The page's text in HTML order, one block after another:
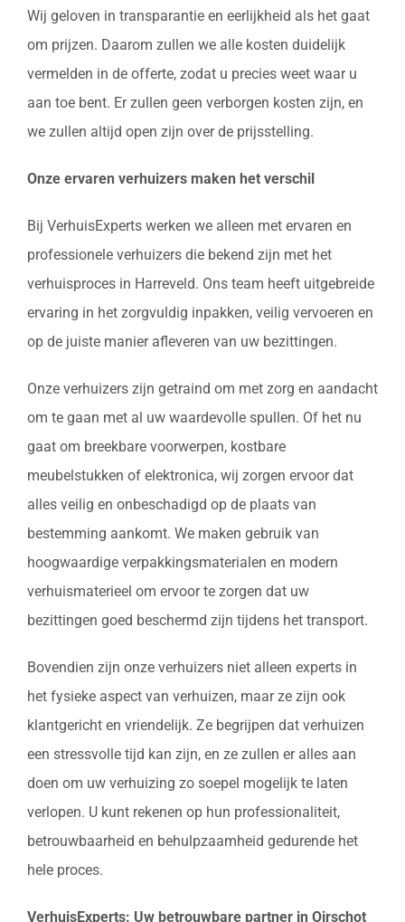
Wij geloven in transparantie en eerlijkheid als het gaat
om prijzen. Daarom zullen we alle kosten duidelijk
vermelden in de offerte, zodat u precies weet waar u
aan toe bent. Er zullen geen verborgen kosten zijn, en
we zullen altijd open zijn over de prijsstelling.
Onze ervaren verhuizers maken het verschil
Bij VerhuisExperts werken we alleen met ervaren en
professionele verhuizers die bekend zijn met het
verhuisproces in Harreveld. Ons team heeft uitgebreide
ervaring in het zorgvuldig inpakken, veilig vervoeren en
op de juiste manier afleveren van uw bezittingen.
Onze verhuizers zijn getraind om met zorg en aandacht
om te gaan met al uw waardevolle spullen. Of het nu
gaat om breekbare voorwerpen, kostbare
meubelstukken of elektronica, wij zorgen ervoor dat
alles veilig en onbeschadigd op de plaats van
bestemming aankomt. We maken gebruik van
hoogwaardige verpakkingsmaterialen en modern
verhuismaterieel om ervoor te zorgen dat uw
bezittingen goed beschermd zijn tijdens het transport.
Bovendien zijn onze verhuizers niet alleen experts in
het fysieke aspect van verhuizen, maar ze zijn ook
klantgericht en vriendelijk. Ze begrijpen dat verhuizen
een stressvolle tijd kan zijn, en ze zullen er alles aan
doen om uw verhuizing zo soepel mogelijk te laten
verlopen. U kunt rekenen op hun professionaliteit,
betrouwbaarheid en behulpzaamheid gedurende het
hele proces.
VerhuisExperts: Uw betrouwbare partner in Oirschot